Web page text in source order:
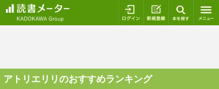
ログイン 新規登録
アトリエリリのおすすめランキング